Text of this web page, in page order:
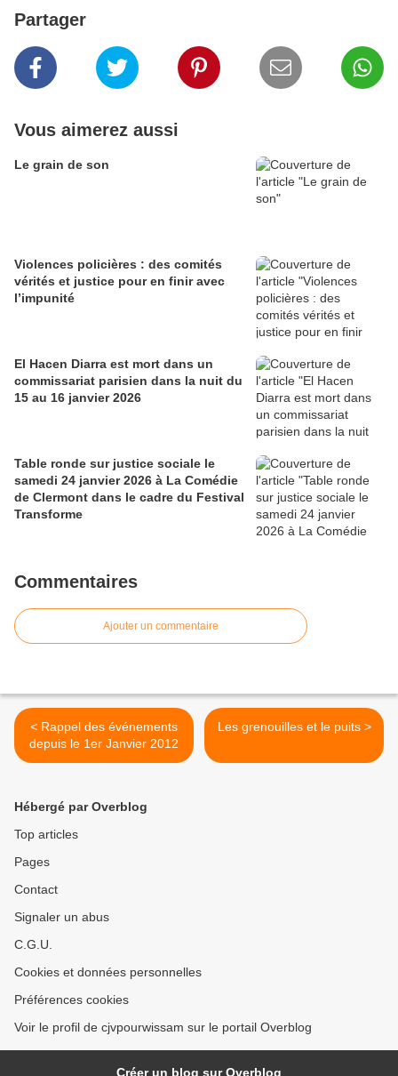
Partager
Vous aimerez aussi
Le grain de son
Violences policières : des comités
vérités et justice pour en finir avec
l’impunité
El Hacen Diarra est mort dans un
commissariat parisien dans la nuit du
15 au 16 janvier 2026
Table ronde sur justice sociale le
samedi 24 janvier 2026 à La Comédie
de Clermont dans le cadre du Festival
Transforme
Commentaires
Ajouter un commentaire
< Rappel des événements
depuis le 1er Janvier 2012
Les grenouilles et le puits >
Hébergé par Overblog
Top articles
Pages
Contact
Signaler un abus
C.G.U.
Cookies et données personnelles
Préférences cookies
Voir le profil de cjvpourwissam sur le portail Overblog
Créer un blog sur Overblog